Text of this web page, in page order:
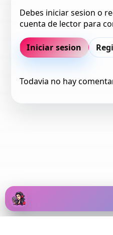
Debes iniciar sesion o
cuenta de lector para
Iniciar sesion
Todavia no hay